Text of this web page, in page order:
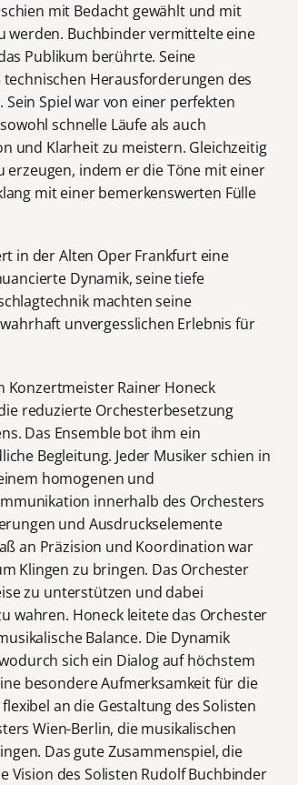
mit Bedacht gewählt und mit
werden. Buchbinder vermittelte eine
Publikum berührte. Seine
Herausforderungen des
Spiel war von einer perfekten
schnelle Läufe als auch
und Klarheit zu meistern. Gleichzeitig
erzeugen, indem er die Töne mit einer
mit einer bemerkenswerten Fülle
in der Alten Oper Frankfurt eine
Dynamik, seine tiefe
machten seine
unvergesslichen Erlebnis für
Konzertmeister Rainer Honeck
reduzierte Orchesterbesetzung
Das Ensemble bot ihm ein
Begleitung. Jeder Musiker schien in
homogenen und
innerhalb des Orchesters
und Ausdruckselemente
an Präzision und Koordination war
Klingen zu bringen. Das Orchester
zu unterstützen und dabei
wahren. Honeck leitete das Orchester
Balance. Die Dynamik
sich ein Dialog auf höchstem
besondere Aufmerksamkeit für die
an die Gestaltung des Solisten
Wien-Berlin, die musikalischen
Das gute Zusammenspiel, die
Vision des Solisten Rudolf Buchbinder